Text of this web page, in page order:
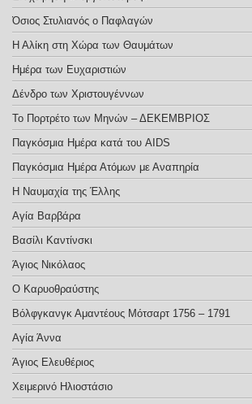
Όσιος Στυλιανός ο Παφλαγών
Η Αλίκη στη Χώρα των Θαυμάτων
Ημέρα των Ευχαριστιών
Δένδρο των Χριστουγέννων
Το Πορτρέτο των Μηνών – ΔΕΚΕΜΒΡΙΟΣ
Παγκόσμια Ημέρα κατά του AIDS
Παγκόσμια Ημέρα Ατόμων με Αναπηρία
Η Ναυμαχία της Έλλης
Αγία Βαρβάρα
Βασίλι Καντίνσκι
Άγιος Νικόλαος
Ο Καρυοθραύστης
Βόλφγκανγκ Αμαντέους Μότσαρτ 1756 – 1791
Αγία Άννα
Άγιος Ελευθέριος
Χειμερινό Ηλιοστάσιο